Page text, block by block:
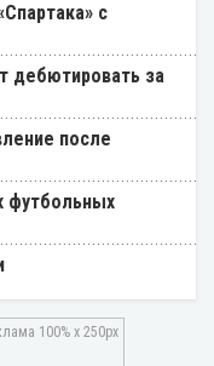
с
дебютировать за
после
футбольных